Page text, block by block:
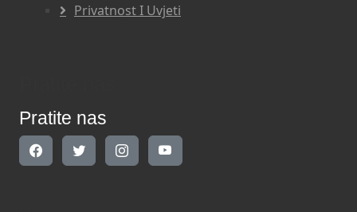
Privatnost I Uvjeti
Pratite nas